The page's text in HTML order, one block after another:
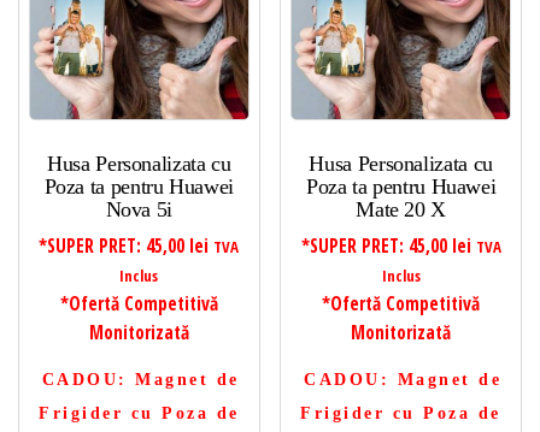
Husa Personalizata cu
Poza ta pentru Huawei
Nova 5i
*SUPER PRET: 45,00 lei TVA
Inclus
*Ofertă Competitivă
Monitorizată
CADOU : Magnet de
Frigider cu Poza de
Husa Personalizata cu
Poza ta pentru Huawei
Mate 20 X
*SUPER PRET: 45,00 lei TVA
Inclus
*Ofertă Competitivă
Monitorizată
CADOU : Magnet de
Frigider cu Poza de